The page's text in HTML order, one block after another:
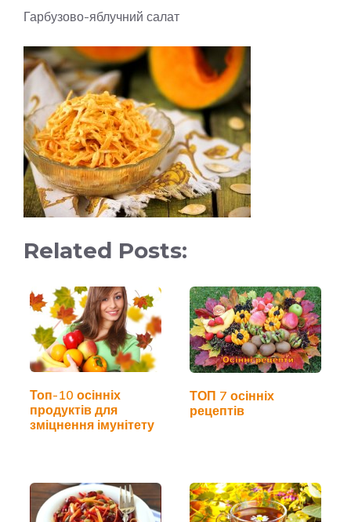
Гарбузово-яблучний салат
Related Posts:
Топ-10 осінніх
продуктів для
зміцнення імунітету
ТОП 7 осінніх
рецептів